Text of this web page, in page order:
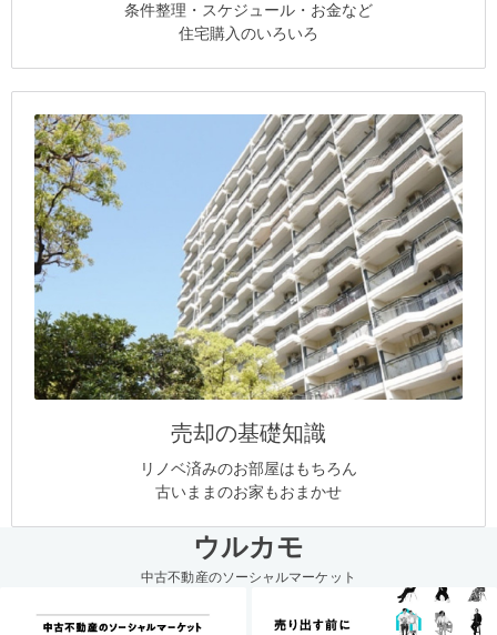
条件整理・スケジュール・お金など
住宅購入のいろいろ
売却の基礎知識
リノベ済みのお部屋はもちろん
古いままのお家もおまかせ
ウルカモ
中古不動産のソーシャルマーケット